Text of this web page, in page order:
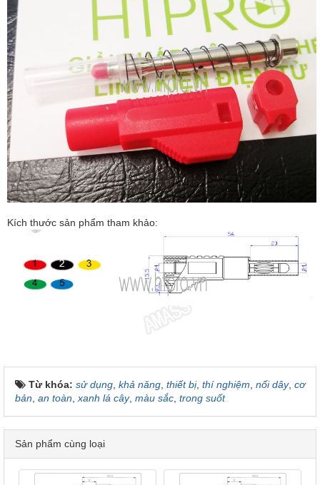
Kích thước sản phẩm tham khảo:
Từ khóa: sử dụng khả năng thiết bị, thí nghiệm nối dây, cơ
bản an toàn xanh lá cây, màu sắc trong suốt
Sản phẩm cùng loại